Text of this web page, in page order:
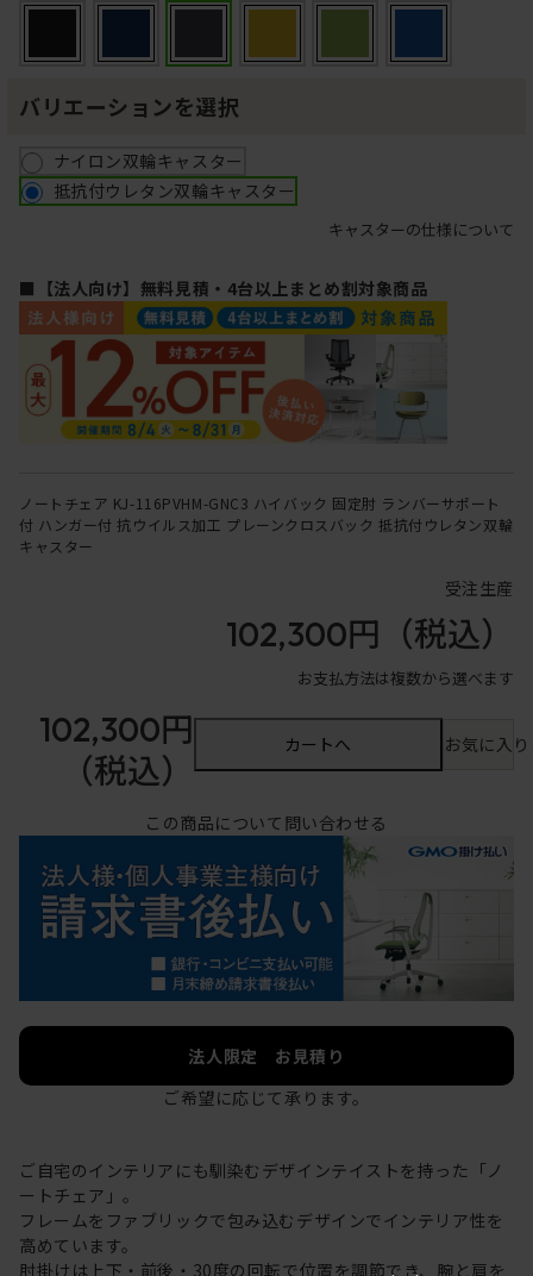
バリエーションを選択
ナイロン双輪キャスター
抵抗付ウレタン双輪キャスター
キャスターの仕様について
■【法人向け】無料見積・4台以上まとめ割対象商品
ノートチェア KJ-116PVHM-GNC3 ハイバック 固定肘 ランバーサポート
付 ハンガー付 抗ウイルス加工 プレーンクロスバック 抵抗付ウレタン双輪
キャスター
受注生産
102,300円 （税込）
お支払方法は複数から選べます
102,300円
（税込）
カートへ お気に入
この商品について問い合わせる
法人限定 お見積り
ご希望に応じて承ります。
ご自宅のインテリアにも馴染むデザインテイストを持った「ノ
ートチェア」。
フレームをファブリックで包み込むデザインでインテリア性を
高めています。
肘掛けは上下・前後・30度の回転で位置を調節でき、腕と肩を